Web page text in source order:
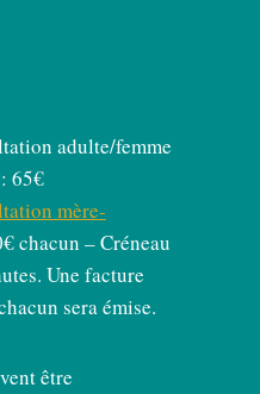
adulte/femme
65€
mère-
chacun – Créneau
Une facture
sera émise.
être